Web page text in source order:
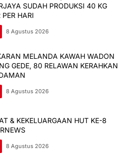
SUDAH PRODUKSI 40 KG
PER HARI
8 Agustus 2026
MELANDA KAWAH WADON
GEDE, 80 RELAWAN KERAHKAN
8 Agustus 2026
& KEKELUARGAAN HUT KE-8
8 Agustus 2026